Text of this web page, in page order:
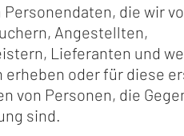
die wir
Angestellten,
Lieferanten und
erheben oder für diese
von Personen, die
sind.